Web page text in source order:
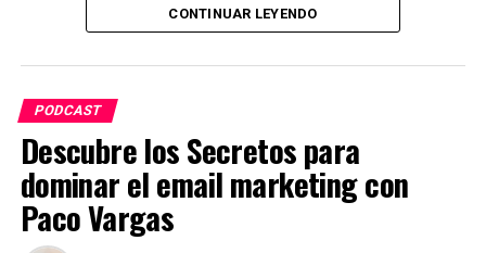
CONTINUAR LEYENDO
PODCAST
Descubre los Secretos para
dominar el email marketing con
Paco Vargas